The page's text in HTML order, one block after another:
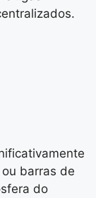
barras de
do